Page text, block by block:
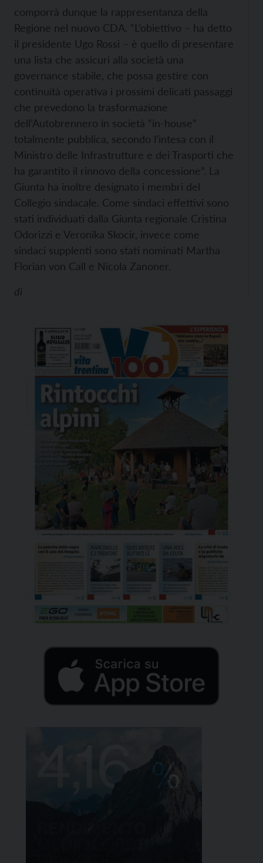
comporrà dunque la rappresentanza della
Regione nel nuovo CDA. “L’obiettivo – ha detto
il presidente Ugo Rossi – è quello di presentare
una lista che assicuri alla società una
governance stabile, che possa gestire con
continuità operativa i prossimi delicati passaggi
che prevedono la trasformazione
dell’Autobrennero in società “in-house”
totalmente pubblica, secondo l’intesa con il
Ministro delle Infrastrutture e dei Trasporti che
ha garantito il rinnovo della concessione”. La
Giunta ha inoltre designato i membri del
Collegio sindacale. Come sindaci effettivi sono
stati individuati dalla Giunta regionale Cristina
Odorizzi e Veronika Skocir, invece come
sindaci supplenti sono stati nominati Martha
Florian von Call e Nicola Zanoner.
di